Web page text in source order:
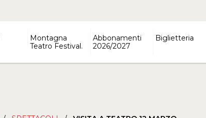
Montagna
Teatro Festival.
Abbonamenti
2026/2027
Biglietteria